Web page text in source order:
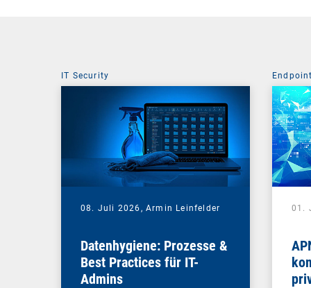
IT Security
08. Juli 2026, Armin Leinfelder
Datenhygiene: Prozesse &
Best Practices für IT-
Admins
01.